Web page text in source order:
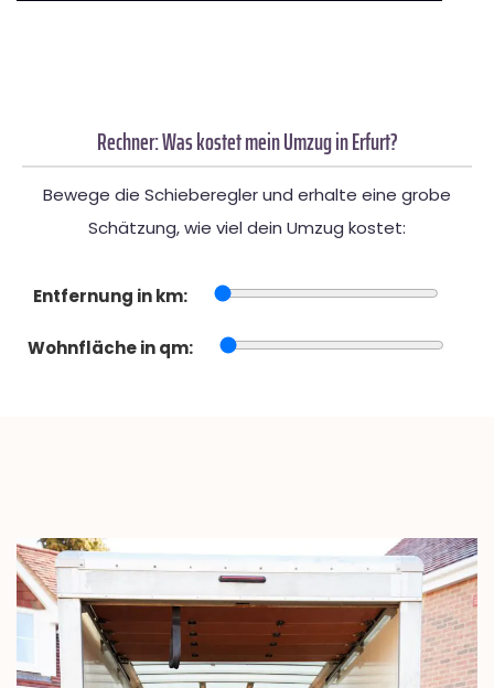
Rechner: Was kostet mein Umzug in Erfurt?
Bewege die Schieberegler und erhalte eine grobe
Schätzung, wie viel dein Umzug kostet:
Entfernung in km:
Wohnfläche in qm: